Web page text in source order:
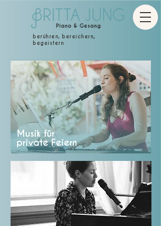
berühren, bereichern,
begeistern
Musik für
private Feiern